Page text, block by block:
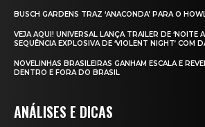
BUSCH GARDENS TRAZ ‘ANACONDA’ PARA O
VEJA AQUI! UNIVERSAL LANÇA TRAILER DE ‘NOITE
SEQUÊNCIA EXPLOSIVA DE ‘VIOLENT NIGHT’ COM
NOVELINHAS BRASILEIRAS GANHAM ESCALA E
DENTRO E FORA DO BRASIL
ANÁLISES E DICAS